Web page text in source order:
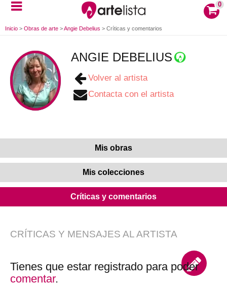
0
Inicio > Obras de arte >Angie Debelius > Críticas y comentarios
ANGIE DEBELIUS
Volver al artista
Contacta con el artista
Mis obras
Mis colecciones
Críticas y comentarios
CRÍTICAS Y MENSAJES AL ARTISTA
Tienes que estar registrado para poder
comentar.